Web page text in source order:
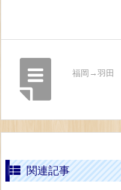
福岡→羽田
関連記事